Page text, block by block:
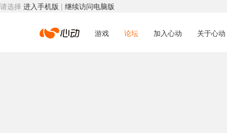
请选择 进入手机版 | 继续访问电脑版
心 游戏 论坛 加入心动 关于心动